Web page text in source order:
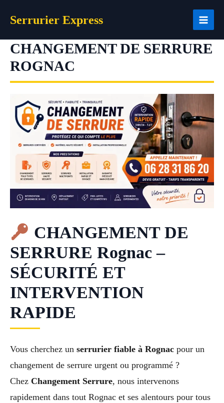
Serrurier Express
CHANGEMENT DE SERRURE
ROGNAC
CHANGEMENT DE
SERRURE Rognac –
SÉCURITÉ ET
INTERVENTION
RAPIDE
Vous cherchez un serrurier fiable à Rognac pour un
changement de serrure urgent ou programmé ?
Chez Changement Serrure, nous intervenons
rapidement dans tout Rognac et ses alentours pour tous